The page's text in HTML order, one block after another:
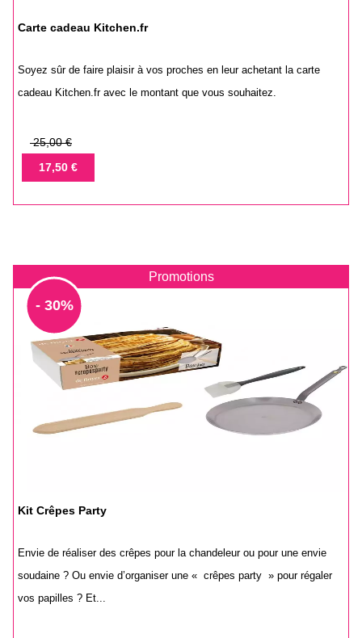
Carte cadeau Kitchen.fr
Soyez sûr de faire plaisir à vos proches en leur achetant la carte
cadeau Kitchen.fr avec le montant que vous souhaitez.
Prix
base
25,00 €
Prix17,50 €
Promotions
- 30%
Kit Crêpes Party
Envie de réaliser des crêpes pour la chandeleur ou pour une envie
soudaine ? Ou envie d’organiser une « crêpes party » pour régaler
vos papilles ? Et...